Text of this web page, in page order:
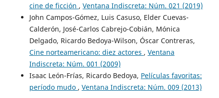
cine de ficción , Ventana Indiscreta: Núm. 021 (2019)
John Campos-Gómez, Luis Casuso, Elder Cuevas-
Calderón, José-Carlos Cabrejo-Cobián, Mónica
Delgado, Ricardo Bedoya-Wilson, Óscar Contreras,
Cine norteamericano: diez actores , Ventana
Indiscreta: Núm. 001 (2009)
Isaac León-Frías, Ricardo Bedoya, Películas favoritas:
período mudo , Ventana Indiscreta: Núm. 009 (2013)